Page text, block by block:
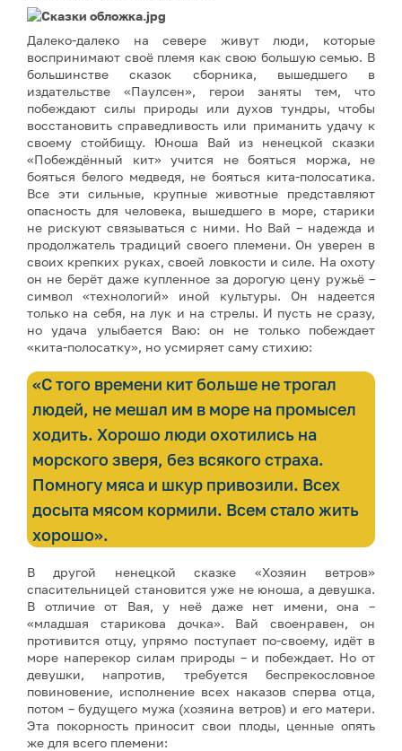
Далеко-далеко на севере живут люди, которые
воспринимают своё племя как свою большую семью. В
большинстве сказок сборника, вышедшего в
издательстве «Паулсен», герои заняты тем, что
побеждают силы природы или духов тундры, чтобы
восстановить справедливость или приманить удачу к
своему стойбищу. Юноша Вай из ненецкой сказки
«Побеждённый кит» учится не бояться моржа, не
бояться белого медведя, не бояться кита-полосатика.
Все эти сильные, крупные животные представляют
опасность для человека, вышедшего в море, старики
не рискуют связываться с ними. Но Вай – надежда и
продолжатель традиций своего племени. Он уверен в
своих крепких руках, своей ловкости и силе. На охоту
он не берёт даже купленное за дорогую цену ружьё –
символ «технологий» иной культуры. Он надеется
только на себя, на лук и на стрелы. И пусть не сразу,
но удача улыбается Ваю: он не только побеждает
«кита-полосатку», но усмиряет саму стихию:
«С того времени кит больше не трогал
людей, не мешал им в море на промысел
ходить. Хорошо люди охотились на
морского зверя, без всякого страха.
Помногу мяса и шкур привозили. Всех
досыта мясом кормили. Всем стало жить
хорошо».
В другой ненецкой сказке «Хозяин ветров»
спасительницей становится уже не юноша, а девушка.
В отличие от Вая, у неё даже нет имени, она –
«младшая старикова дочка». Вай своенравен, он
противится отцу, упрямо поступает по-своему, идёт в
море наперекор силам природы – и побеждает. Но от
девушки, напротив, требуется беспрекословное
повиновение, исполнение всех наказов сперва отца,
потом – будущего мужа (хозяина ветров) и его матери.
Эта покорность приносит свои плоды, ценные опять
же для всего племени: